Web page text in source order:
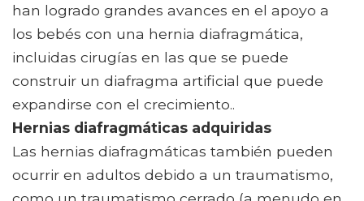
han logrado grandes avances en el apoyo a
los bebés con una hernia diafragmática,
incluidas cirugías en las que se puede
construir un diafragma artificial que puede
expandirse con el crecimiento..
Hernias diafragmáticas adquiridas
Las hernias diafragmáticas también pueden
ocurrir en adultos debido a un traumatismo,